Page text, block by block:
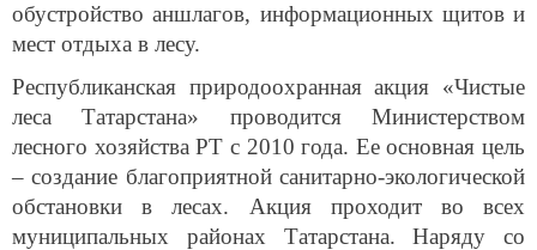
обустройство аншлагов, информационных щитов и
мест отдыха в лесу.
Республиканская природоохранная акция «Чистые
леса Татарстана» проводится Министерством
лесного хозяйства РТ с 2010 года. Ее основная цель
– создание благоприятной санитарно-экологической
обстановки в лесах. Акция проходит во всех
муниципальных районах Татарстана. Наряду со